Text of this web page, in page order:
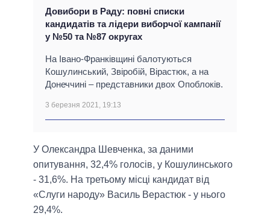
Довибори в Раду: повні списки
кандидатів та лідери виборчої кампанії
у №50 та №87 округах
На Івано-Франківщині балотуються
Кошулинський, Звіробій, Вірастюк, а на
Донеччині – представники двох Опоблоків.
3 березня 2021, 19:13
У Олександра Шевченка, за даними
опитування, 32,4% голосів, у Кошулинського
- 31,6%. На третьому місці кандидат від
«Слуги народу» Василь Верастюк - у нього
29,4%.